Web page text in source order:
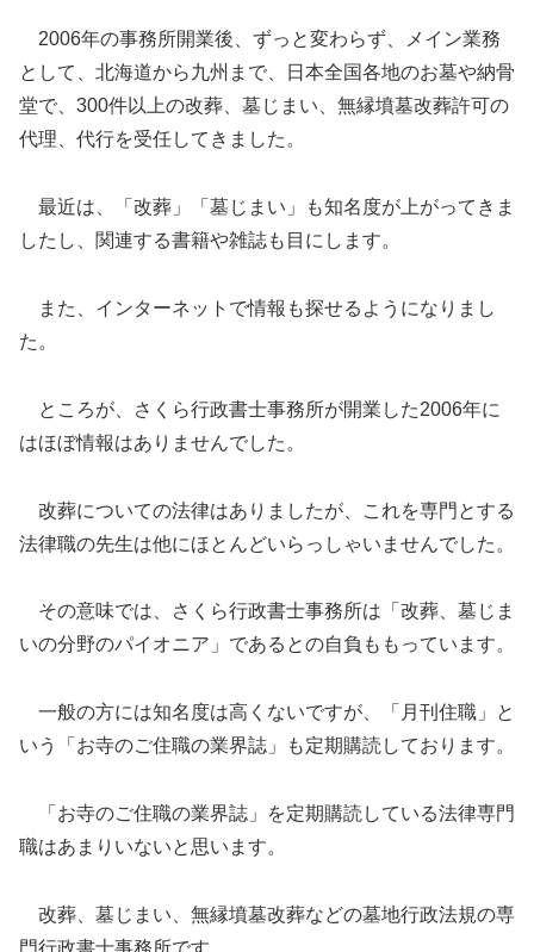
2006年の事務所開業後、ずっと変わらず、メイン業務
として、北海道から九州まで、日本全国各地のお墓や納骨
堂で、300件以上の改葬、墓じまい、無縁墳墓改葬許可の
代理、代行を受任してきました。
最近は、「改葬」「墓じまい」も知名度が上がってきま
したし、関連する書籍や雑誌も目にします。
また、インターネットで情報も探せるようになりまし
た。
ところが、さくら行政書士事務所が開業した2006年に
はほぼ情報はありませんでした。
改葬についての法律はありましたが、これを専門とする
法律職の先生は他にほとんどいらっしゃいませんでした。
その意味では、さくら行政書士事務所は「改葬、墓じま
いの分野のパイオニア」であるとの自負ももっています。
一般の方には知名度は高くないですが、「月刊住職」と
いう「お寺のご住職の業界誌」も定期購読しております。
「お寺のご住職の業界誌」を定期購読している法律専門
職はあまりいないと思います。
改葬、墓じまい、無縁墳墓改葬などの墓地行政法規の専
門行政書士事務所です。